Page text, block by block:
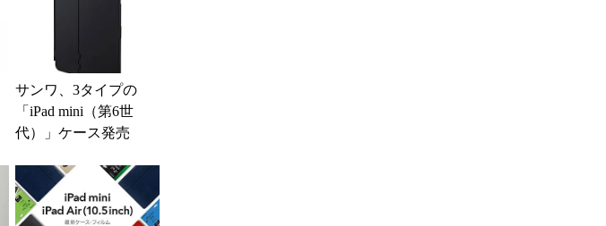
サンワ、3タイプの
「iPad mini（第6世
代）」ケース発売